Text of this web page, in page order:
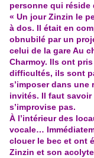
personne qui réside
« Un jour Zinzin le
à dos. Il était en
obnubilé par un
celui de la gare Au
Charmoy. Ils ont
difficultés, ils sont
s’imposer dans une
invités. Il faut savoir
s’improvise pas.
À l’intérieur des
vocale…
clouer le bec et ont
Zinzin et son